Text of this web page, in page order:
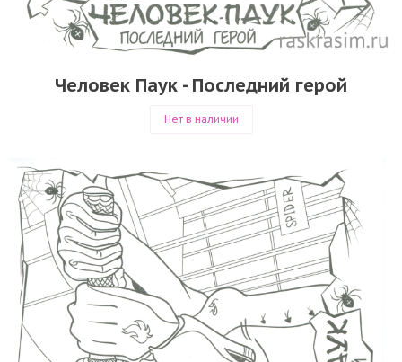
Человек Паук - Последний герой
Нет в наличии